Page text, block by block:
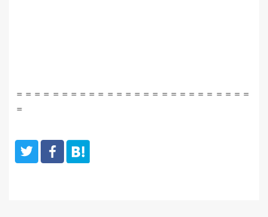
＝＝＝＝＝＝＝＝＝＝＝＝＝＝＝＝＝＝＝＝＝＝＝＝＝＝
＝